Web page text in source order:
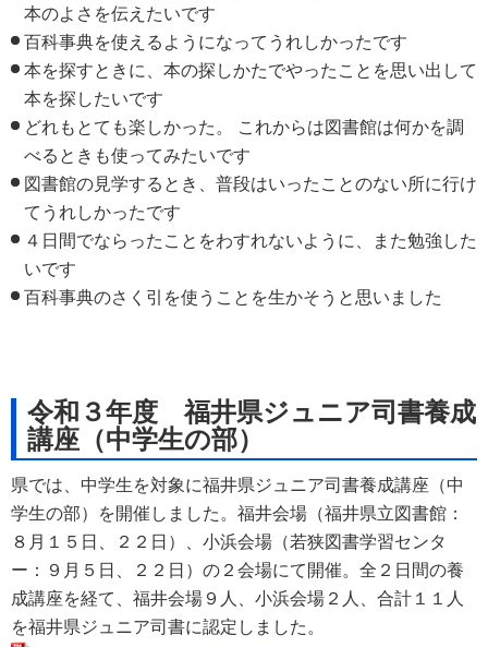
本のよさを伝えたいです
百科事典を使えるようになってうれしかったです
本を探すときに、本の探しかたでやったことを思い出して
本を探したいです
どれもとても楽しかった。 これからは図書館は何かを調
べるときも使ってみたいです
図書館の見学するとき、普段はいったことのない所に行け
てうれしかったです
４日間でならったことをわすれないように、また勉強した
いです
百科事典のさく引を使うことを生かそうと思いました
令和３年度 福井県ジュニア司書養成
講座（中学生の部）
県では、中学生を対象に福井県ジュニア司書養成講座（中
学生の部）を開催しました。福井会場（福井県立図書館：
８月１５日、２２日）、小浜会場（若狭図書学習センタ
ー：９月５日、２２日）の２会場にて開催。全２日間の養
成講座を経て、福井会場９人、小浜会場２人、合計１１人
を福井県ジュニア司書に認定しました。